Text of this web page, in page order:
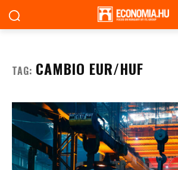
TAG: CAMBIO EUR/HUF